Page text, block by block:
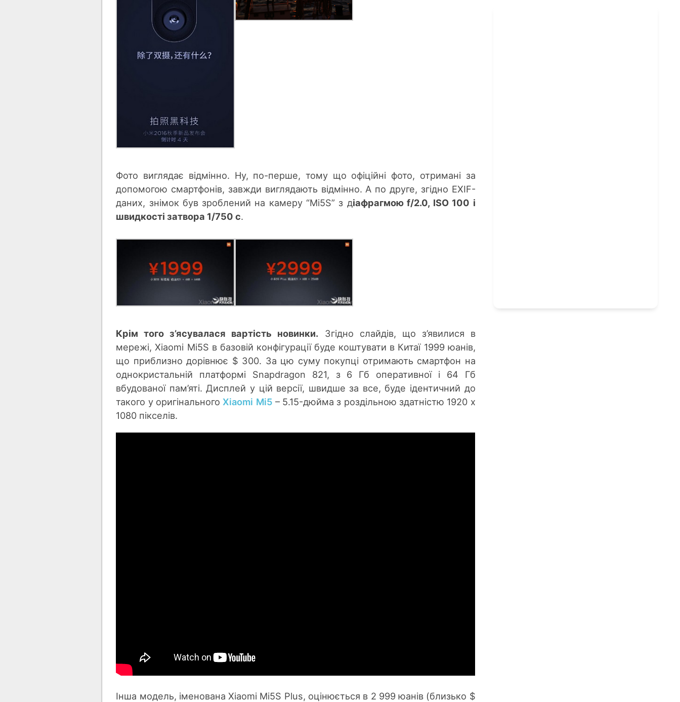
Фото виглядає відмінно. Ну, по-перше, тому що офіційні фото, отримані за
допомогою смартфонів, завжди виглядають відмінно. А по друге, згідно EXIF-
даних, знімок був зроблений на камеру “Mi5S” з діафрагмою f/2.0, ISO 100 і
швидкості затвора 1/750 с.
Крім того з’ясувалася вартість новинки. Згідно слайдів, що з’явилися в
мережі, Xiaomi Mi5S в базовій конфігурації буде коштувати в Китаї 1999 юанів,
що приблизно дорівнює $ 300. За цю суму покупці отримають смартфон на
однокристальній платформі Snapdragon 821, з 6 Гб оперативної і 64 Гб
вбудованої пам’яті. Дисплей у цій версії, швидше за все, буде ідентичний до
такого у оригінального Xiaomi Mi5 – 5.15-дюйма з роздільною здатністю 1920 х
1080 пікселів.
Інша модель, іменована Xiaomi Mi5S Plus, оцінюється в 2 999 юанів (близько $